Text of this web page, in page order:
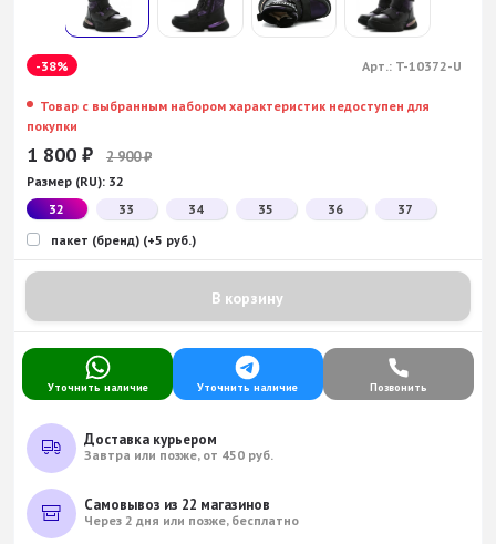
-38% Арт.: T-10372-U
Товар с выбранным набором характеристик недоступен для
покупки
1 800 ₽ 2 900₽
Размер (RU): 32
32
33 34 35 36
37
пакет (бренд) (+5 руб.)
В корзину
Уточнить наличие Уточнить наличие Позвонить
Доставка курьером
Завтра или позже, от 450 руб.
Самовывоз из 22 магазинов
Через 2 дня или позже, бесплатно